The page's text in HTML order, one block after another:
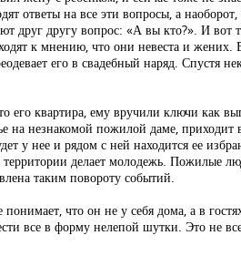
ответы на все эти вопросы, а
друг другу вопрос: «А вы кто?». И вот
к мнению, что они невеста и жених.
его в свадебный наряд. Спустя
его квартира, ему вручили ключи как
на незнакомой пожилой даме,
у нее и рядом с ней находится ее
территории делает молодежь. Пожилые
таким повороту событий.
что он не у себя дома, а в
все в форму нелепой шутки. Это не